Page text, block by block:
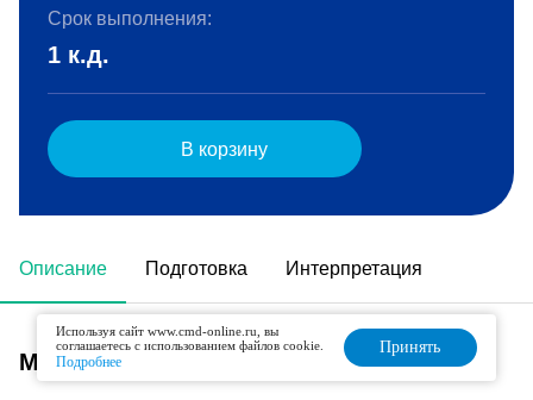
Описание Подготовка Интерпретация
Метод исследования
Срок выполнения:
1 к.д.
В корзину
Используя сайт www.cmd-online.ru, вы
соглашаетесь с использованием файлов cookie.
Подробнее
Принять